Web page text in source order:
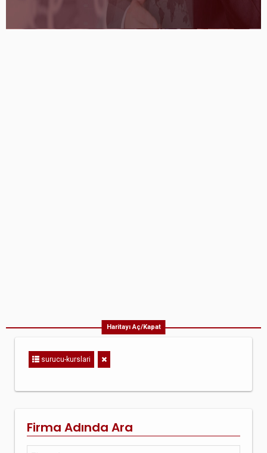
Haritayı Aç/Kapat
surucu-kurslari
Firma Adında Ara